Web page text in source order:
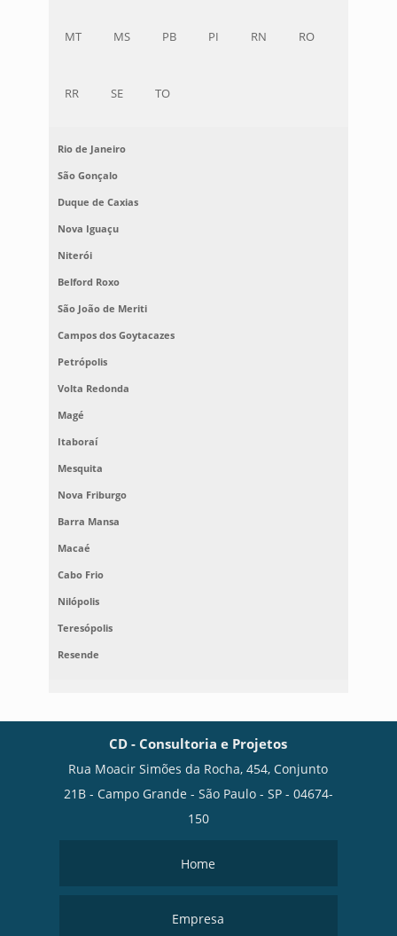
MT MS PB PI RN RO
RR SE TO
Rio de Janeiro
São Gonçalo
Duque de Caxias
Nova Iguaçu
Niterói
Belford Roxo
São João de Meriti
Campos dos Goytacazes
Petrópolis
Volta Redonda
Magé
Itaboraí
Mesquita
Nova Friburgo
Barra Mansa
Macaé
Cabo Frio
Nilópolis
Teresópolis
Resende
CD - Consultoria e Projetos
Rua Moacir Simões da Rocha, 454, Conjunto
21B - Campo Grande - São Paulo - SP - 04674-
150
Home
Empresa